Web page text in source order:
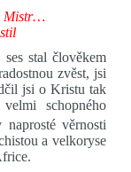
Mistr…
stal člověkem
zvěst, jsi
jsi o Kristu tak
schopného
věrnosti
a velkoryse